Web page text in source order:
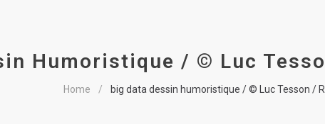
Humoristique / © Luc
Home big data dessin humoristique / © Luc Tesson /